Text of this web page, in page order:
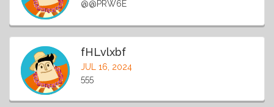
@@PRW6E
fHLvlxbf
JUL 16, 2024
555